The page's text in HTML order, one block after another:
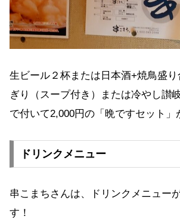
生ビール２杯または日本酒+焼鳥盛
ぎり（スープ付き）または冷やし讃
で付いて2,000円の「晩ですセット」
ドリンクメニュー
串こまちさんは、ドリンクメニュー
す！